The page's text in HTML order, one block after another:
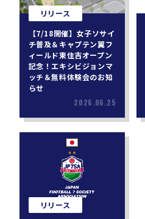
リリース
【7/18開催】女子ソサイ
チ普及＆キャプテン翼フ
ィールド東住吉オープン
記念！エキシビジョンマ
ッチ＆無料体験会のお知
らせ
2026.06.25
リリース